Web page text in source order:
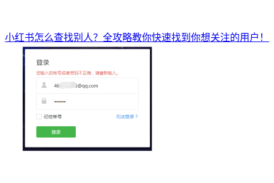
小红书怎么查找别人？全攻略教你快速找到你想关注的用户！